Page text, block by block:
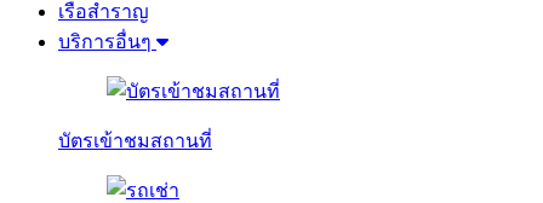
เรือสำราญ
บริการอื่นๆ
บัตรเข้าชมสถานที่